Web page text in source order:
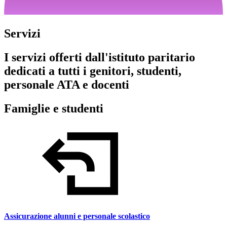
Servizi
I servizi offerti dall'istituto paritario
dedicati a tutti i genitori, studenti,
personale ATA e docenti
Famiglie e studenti
Assicurazione alunni e personale scolastico